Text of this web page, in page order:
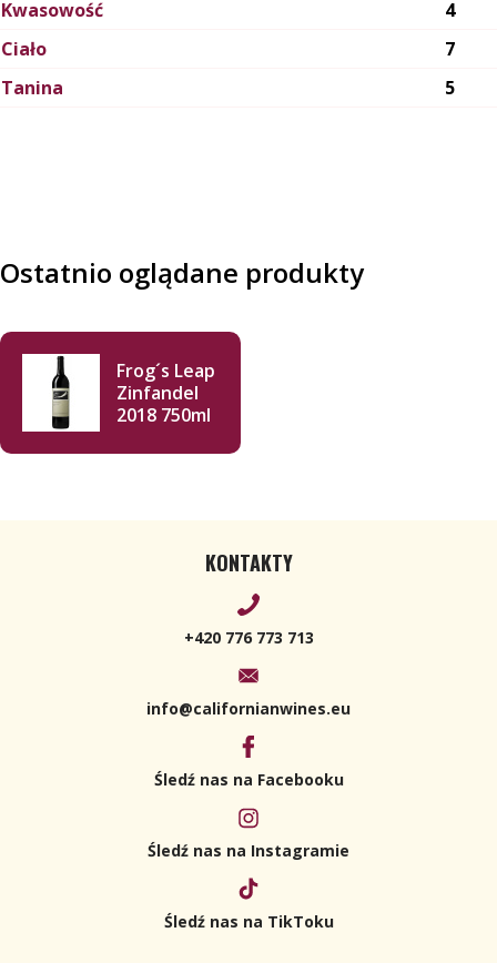
Kwasowość
4
Ciało
7
Tanina
5
Ostatnio oglądane produkty
Frog´s Leap
Zinfandel
2018 750ml
KONTAKTY
+420 776 773 713
info@californianwines.eu
Śledź nas na Facebooku
Śledź nas na Instagramie
Śledź nas na TikToku